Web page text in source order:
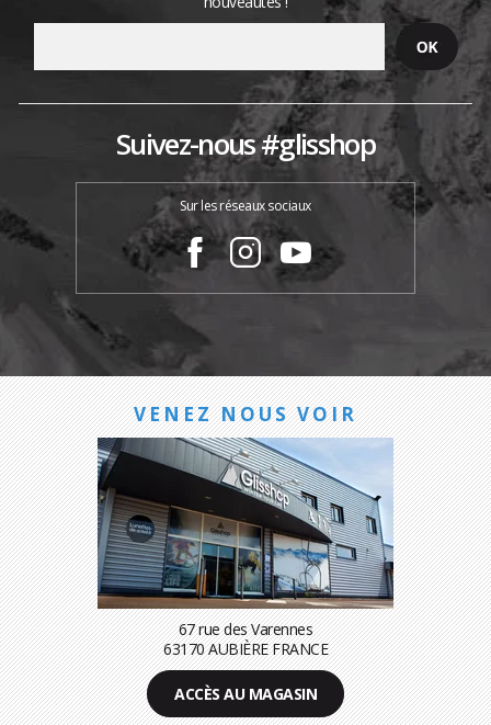
Suivez-nous #glisshop
Sur les réseaux sociaux
VENEZ NOUS VOIR
67 rue des Varennes
63170 AUBIÈRE FRANCE
ACCÈS AU MAGASIN